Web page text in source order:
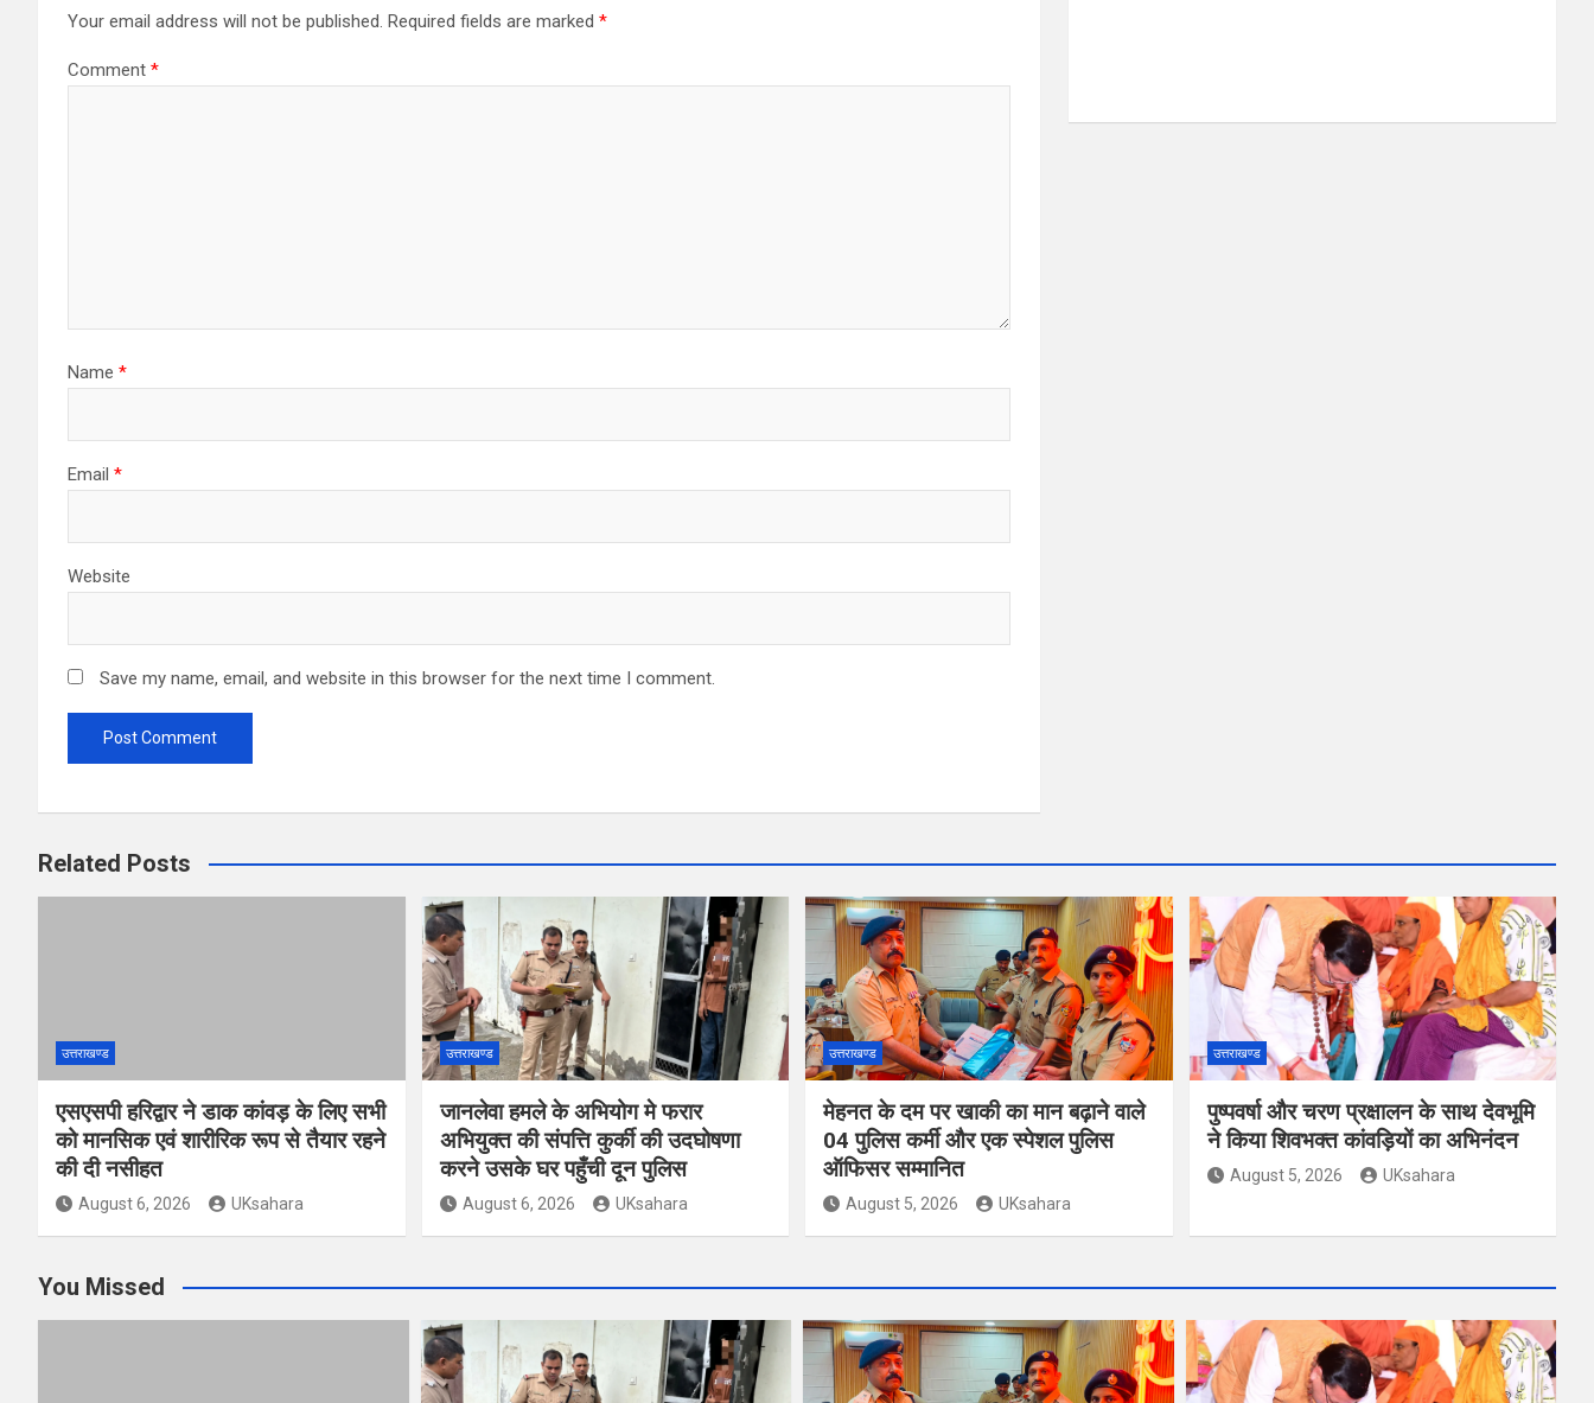
Your email address will not be published. Required fields are marked *
Comment *
Name *
Email *
Website
Save my name, email, and website in this browser for the next time I comment.
Related Posts
उत्तराखण्ड
एसएसपी हरिद्वार ने डाक कांवड़ के लिए सभी
को मानसिक एवं शारीरिक रूप से तैयार रहने
की दी नसीहत
August 6, 2026 UKsahara
उत्तराखण्ड
जानलेवा हमले के अभियोग मे फरार
अभियुक्त की संपत्ति कुर्की की उदघोषणा
करने उसके घर पहुँची दून पुलिस
August 6, 2026 UKsahara
उत्तराखण्ड
मेहनत के दम पर खाकी का मान बढ़ाने वाले
04 पुलिस कर्मी और एक स्पेशल पुलिस
ऑफिसर सम्मानित
August 5, 2026 UKsahara
उत्तराखण्ड
पुष्पवर्षा और चरण प्रक्षालन के साथ देवभूमि
ने किया शिवभक्त कांवड़ियों का अभिनंदन
August 5, 2026 UKsahara
You Missed